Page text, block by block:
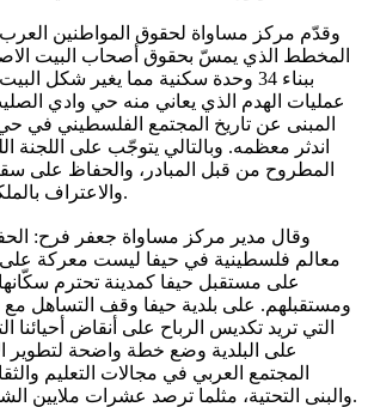
وقدّم مركز مساواة لحقوق المواطنين
المخطط الذي يمسّ بحقوق أصحاب البيت
ببناء 34 وحدة سكنية مما يغير شكل
عمليات الهدم الذي يعاني منه حي وادي
المبنى عن تاريخ المجتمع الفلسطيني في
اندثر معظمه. وبالتالي يتوجّب على اللجنة
المطروح من قبل المبادر، والحفاظ على
والاعتراف بالملكية التاريخية لاصحابه.
وقال مدير مركز مساواة جعفر فرح:
معالم فلسطينية في حيفا ليست معركة
على مستقبل حيفا كمدينة تحترم
ومستقبلهم. على بلدية حيفا وقف التساهل
التي تريد تكديس الرباح على أنقاض أحيائنا
على البلدية وضع خطة واضحة لتطوير
المجتمع العربي في مجالات التعليم
والبنى التحتية، مثلما ترصد عشرات ملايين الشواقل للأحياء اليهودية.